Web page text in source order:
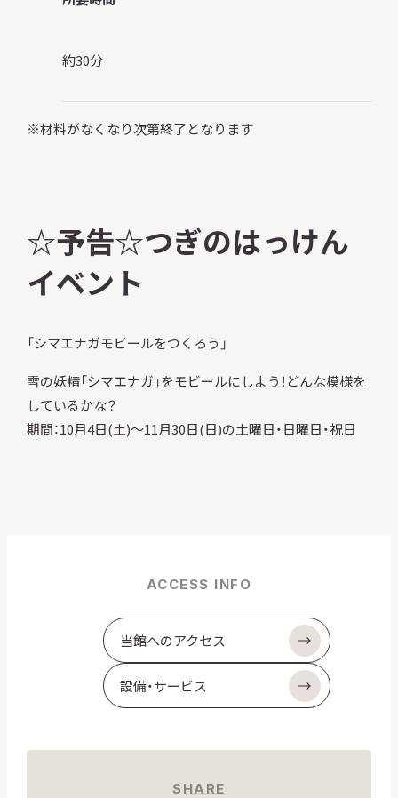
約30分
※材料がなくなり次第終了となります
☆予告☆つぎのはっけん
イベント
「シマエナガモビールをつくろう」
雪の妖精「シマエナガ」をモビールにしよう！どんな模様を
しているかな？
期間：10月4日(土)～11月30日(日)の土曜日・日曜日・祝日
ACCESS INFO
当館へのアクセス
設備・サービス
SHARE